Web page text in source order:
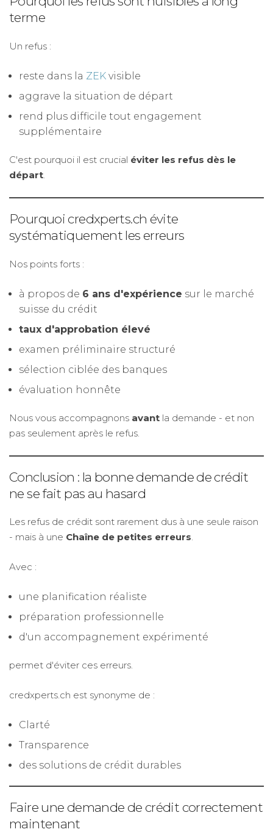
terme
Un refus :
reste dans la ZEK visible
aggrave la situation de départ
rend plus difficile tout engagement
supplémentaire
C'est pourquoi il est crucial éviter les refus dès le
départ.
Pourquoi credxperts.ch évite
systématiquement les erreurs
Nos points forts :
à propos de 6 ans d'expérience sur le marché
suisse du crédit
taux d'approbation élevé
examen préliminaire structuré
sélection ciblée des banques
évaluation honnête
Nous vous accompagnons avant la demande - et non
pas seulement après le refus.
Conclusion : la bonne demande de crédit
ne se fait pas au hasard
Les refus de crédit sont rarement dus à une seule raison
- mais à une Chaîne de petites erreurs.
Avec :
une planification réaliste
préparation professionnelle
d'un accompagnement expérimenté
permet d'éviter ces erreurs.
credxperts.ch est synonyme de :
Clarté
Transparence
des solutions de crédit durables
Faire une demande de crédit correctement
maintenant